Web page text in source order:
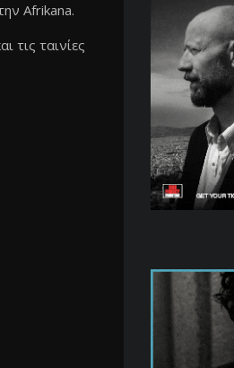
Afrikana.
τις ταινίες